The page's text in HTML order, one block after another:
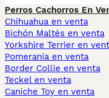
Perros Cachorros En
Chihuahua en venta
Bichón Maltés en venta
Yorkshire Terrier en
Pomerania en venta
Border Collie en venta
Teckel en venta
Caniche Toy en venta